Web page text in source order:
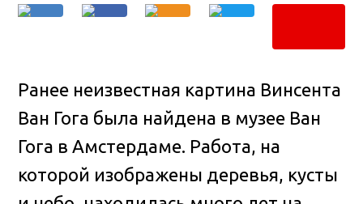
Ранее неизвестная картина Винсента
Ван Гога была найдена в музее Ван
Гога в Амстердаме. Работа, на
которой изображены деревья, кусты